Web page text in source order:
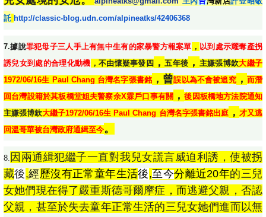
託 http://classic-blog.udn.com/alpineatks/42406368
7.據說罪犯母子三人手上有無中生有的家暴警方報案單 ， 以到處示耀奪產拐
誘兒女到處的合理化動機 ，不由懷疑事發四 ，五年後 ， 主嫌張博欽大繼子
1972/06/16生 Paul Chang 台灣名字張書銘 ， 曾誤以為不會被追究， 而潛
回台灣設籍於其板橋堂姐夫警察余X霖戶口事有關 ，後因板橋地方法院通知
主嫌張博欽大繼子1972/06/16生 Paul Chang 台灣名字張書銘出庭， 才又逃
回溫哥華被台灣政府通緝至今。
8. 因兩通緝犯繼子一直對我兒女謊言威迫利誘，使被拐
藏後,經歷沒有正常童年生活後,至今分離近20年的三兒
女她們現在得了嚴重斯德哥爾摩症 ，而逃避父親， 否認
父親，甚至於失去童年正常生活的三兒女她們進而以無